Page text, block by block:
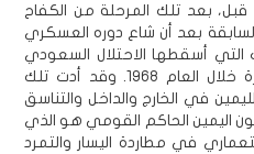
بعد تلك المرحلة من الكفاح
بعد أن شاع دوره العسكري
التي أسقطها الاحتلال السعودي
ومرتزقته في مغامراته الشهيرة خلال العام 1968. وقد أدت تلك
في الخارج والداخل والتناسق
اليمين الحاكم القومي هو الذي
في مطاردة اليسار والتمرد